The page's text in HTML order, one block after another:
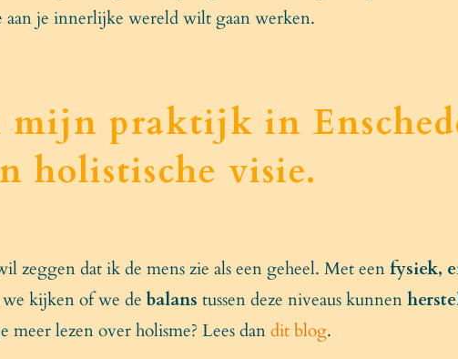
aan je innerlijke wereld wilt gaan werken.
mijn praktijk in
holistische visie.
zeggen dat ik de mens zie als een geheel. Met eenfysiek,
we kijken of we de balans tussen deze niveaus kunnen
meer lezen over holisme? Lees dandit blog.